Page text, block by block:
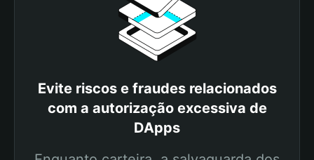
Evite riscos e fraudes relacionados
com a autorização excessiva de
DApps